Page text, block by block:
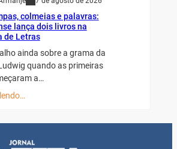
colmeias e palavras:
lança dois livros na
de Letras
quando as primeiras
a…